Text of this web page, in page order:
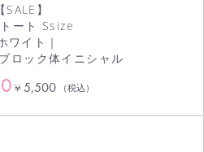
【SALE】
ート Ssize
ワイト｜
ロック体イニシャル
¥ 5,500 （税込）